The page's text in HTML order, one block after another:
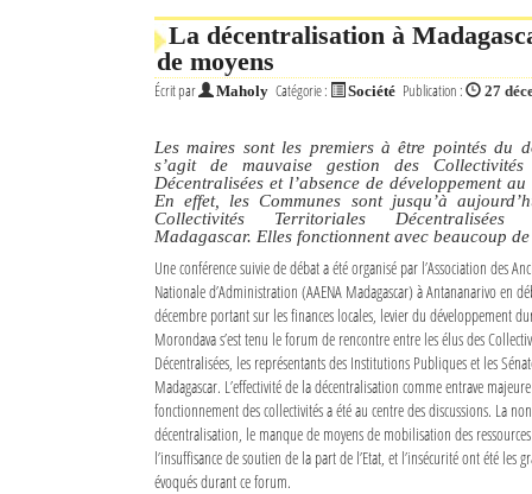
La décentralisation à
de moyens
Écrit par Maholy Catégorie : Société Publication : 27
Les maires sont les premiers à être pointés du
s’agit de mauvaise gestion des Collectivités
Décentralisées et l’absence de développement
En effet, les Communes sont jusqu’à
Collectivités Territoriales
Madagascar. Elles fonctionnent avec beaucoup
Une conférence suivie de débat a été organisé par l’Association des
Nationale d’Administration (AAENA Madagascar) à Antananarivo en
décembre portant sur les finances locales, levier du développement
Morondava s’est tenu le forum de rencontre entre les élus des
Décentralisées, les représentants des Institutions Publiques et les
Madagascar. L’effectivité de la décentralisation comme entrave
fonctionnement des collectivités a été au centre des discussions. La
décentralisation, le manque de moyens de mobilisation des
l’insuffisance de soutien de la part de l’Etat, et l’insécurité ont été les
évoqués durant ce forum.